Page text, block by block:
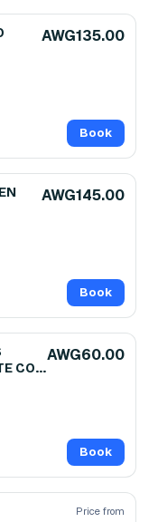
AWG135.00
Book
AWG145.00
Book
CON
AWG60.00
Book
Price from